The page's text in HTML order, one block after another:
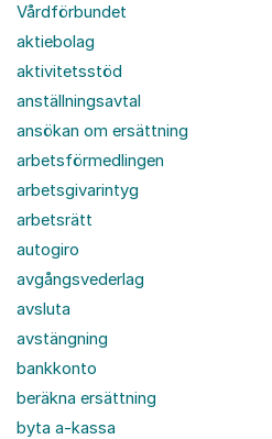
Vårdförbundet
aktiebolag
aktivitetsstöd
anställningsavtal
ansökan om ersättning
arbetsförmedlingen
arbetsgivarintyg
arbetsrätt
autogiro
avgångsvederlag
avsluta
avstängning
bankkonto
beräkna ersättning
byta a-kassa